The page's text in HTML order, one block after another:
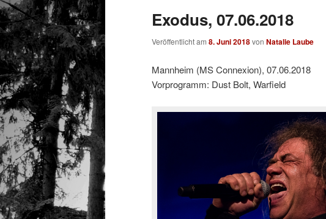
Exodus, 07.06.2018
Veröffentlicht am 8. Juni 2018von Natalie Laube
Mannheim (MS Connexion), 07.06.2018
Vorprogramm: Dust Bolt, Warfield